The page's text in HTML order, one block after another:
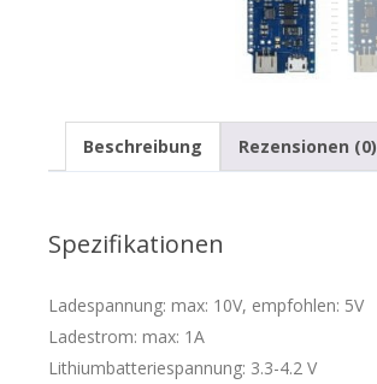
Beschreibung Rezensionen (0)
Spezifikationen
Ladespannung: max: 10V, empfohlen: 5V
Ladestrom: max: 1A
Lithiumbatteriespannung: 3.3-4.2 V